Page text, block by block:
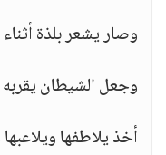
وصار يشعر بلذة
وجعل الشيطان يقربه
أخذ يلاطفها